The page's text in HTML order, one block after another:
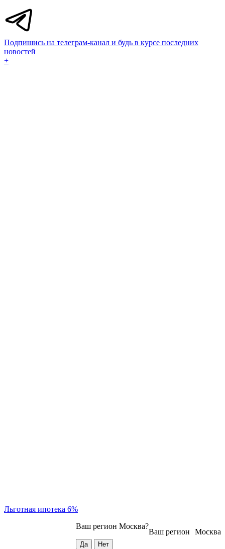
Подпишись на телеграм-канал и будь в курсе последних
новостей
+
Льготная ипотека 6%
Москва
Ваш регион
Ваш регион Москва?